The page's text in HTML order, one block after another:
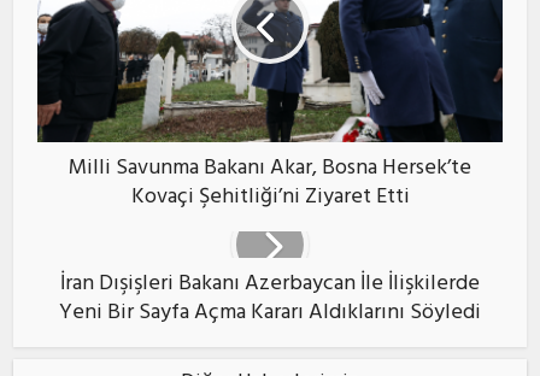
Milli Savunma Bakanı Akar, Bosna Hersek’te
Kovaçi Şehitliği’ni Ziyaret Etti
İran Dışişleri Bakanı Azerbaycan İle İlişkilerde
Yeni Bir Sayfa Açma Kararı Aldıklarını Söyledi